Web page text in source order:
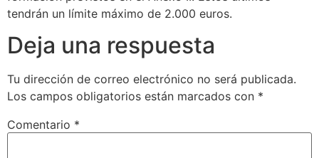
tendrán un límite máximo de 2.000 euros.
Deja una respuesta
Tu dirección de correo electrónico no será publicada.
Los campos obligatorios están marcados con *
Comentario *